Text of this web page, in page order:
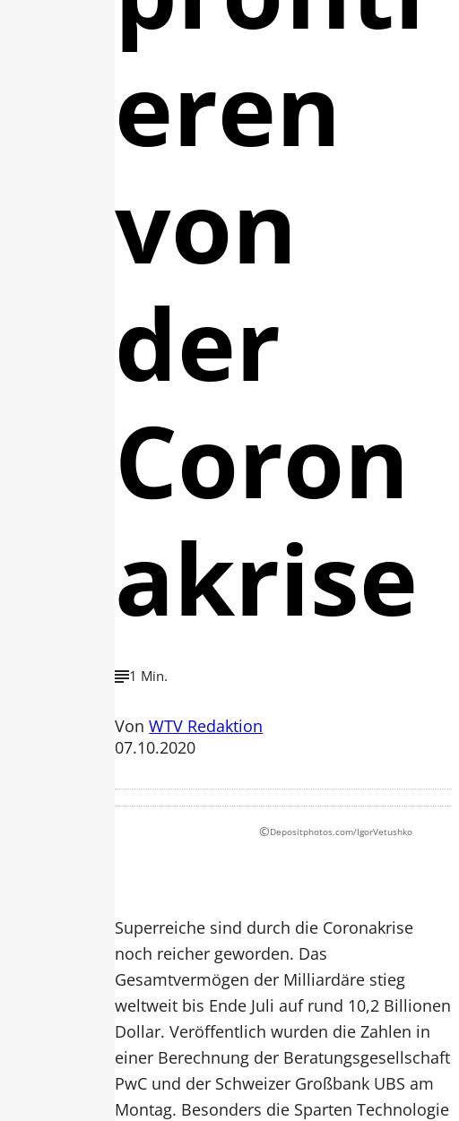
eren
von
der
Coron
akrise
1 Min.
VonWTV Redaktion
07.10.2020
©Depositphotos.com/IgorVetushko
Superreiche sind durch die Coronakrise
noch reicher geworden. Das
Gesamtvermögen der Milliardäre stieg
weltweit bis Ende Juli auf rund 10,2 Billionen
Dollar. Veröffentlich wurden die Zahlen in
einer Berechnung der Beratungsgesellschaft
PwC und der Schweizer Großbank UBS am
Montag. Besonders die Sparten Technologie